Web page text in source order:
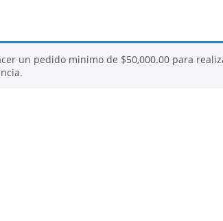
SE
26
un pedido minimo de $50,000.00para